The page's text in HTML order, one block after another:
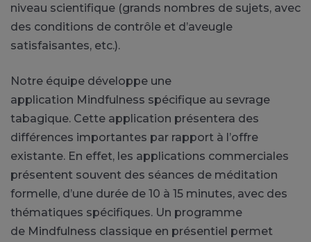
niveau scientifique (grands nombres de sujets, avec
des conditions de contrôle et d’aveugle
satisfaisantes, etc.).
Notre équipe développe une
application Mindfulness spécifique au sevrage
tabagique. Cette application présentera des
différences importantes par rapport à l’offre
existante. En effet, les applications commerciales
présentent souvent des séances de méditation
formelle, d’une durée de 10 à 15 minutes, avec des
thématiques spécifiques. Un programme
de Mindfulness classique en présentiel permet